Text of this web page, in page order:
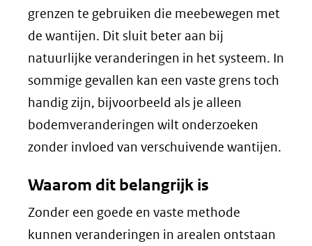
grenzen te gebruiken die meebewegen met
de wantijen. Dit sluit beter aan bij
natuurlijke veranderingen in het systeem. In
sommige gevallen kan een vaste grens toch
handig zijn, bijvoorbeeld als je alleen
bodemveranderingen wilt onderzoeken
zonder invloed van verschuivende wantijen.
Waarom dit belangrijk is
Zonder een goede en vaste methode
kunnen veranderingen in arealen ontstaan